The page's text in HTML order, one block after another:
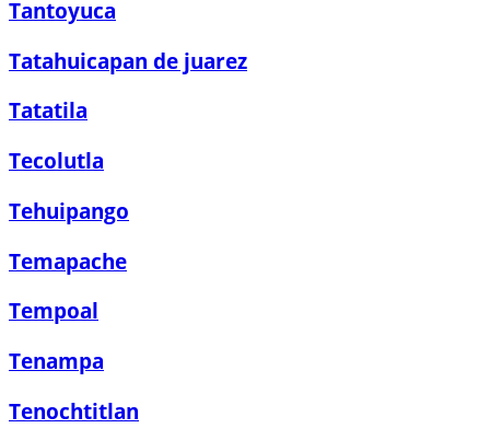
Tantoyuca
Tatahuicapan de juarez
Tatatila
Tecolutla
Tehuipango
Temapache
Tempoal
Tenampa
Tenochtitlan